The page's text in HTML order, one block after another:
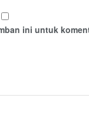
ini untuk